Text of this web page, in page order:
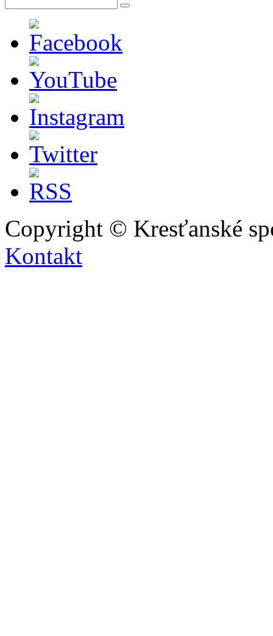
Copyright © Kresťanské
Kontakt